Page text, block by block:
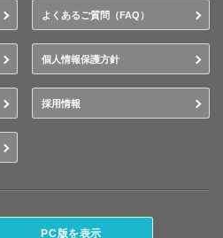
よくあるご質問（FAQ）
個人情報保護方針
採用情報
PC版を表示